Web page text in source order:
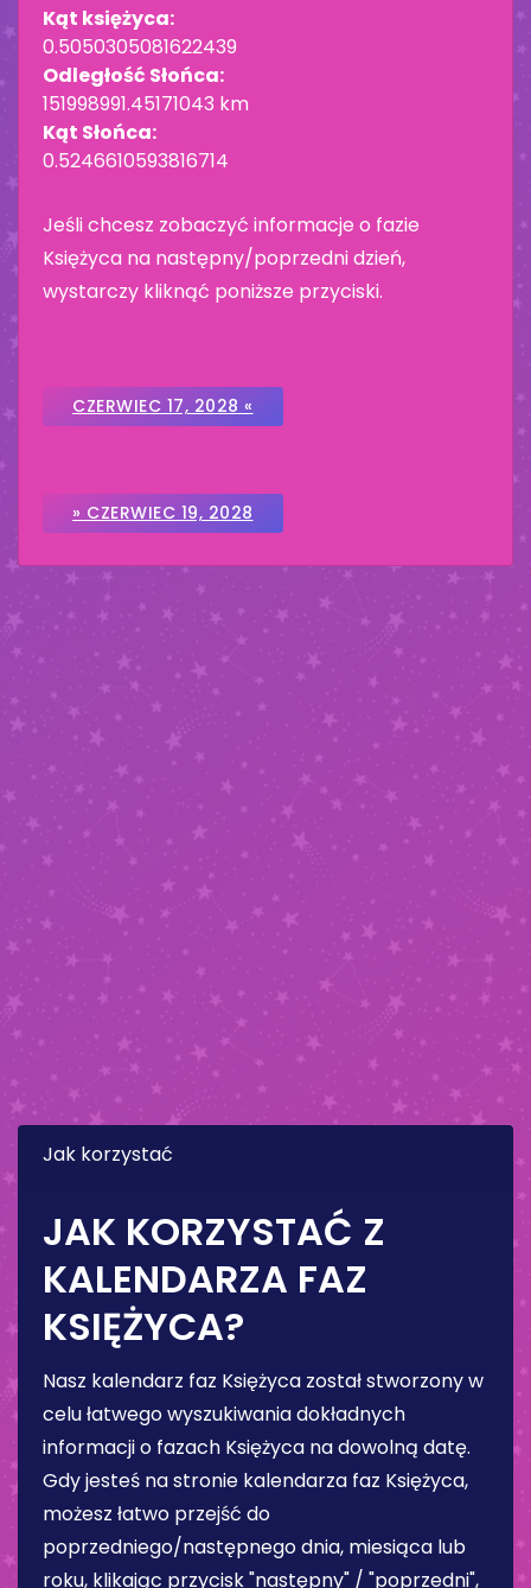
Kąt księżyca:
0.5050305081622439
Odległość Słońca:
151998991.45171043 km
Kąt Słońca:
0.5246610593816714
Jeśli chcesz zobaczyć informacje o fazie
Księżyca na następny/poprzedni dzień,
wystarczy kliknąć poniższe przyciski.
CZERWIEC 17, 2028 «
» CZERWIEC 19, 2028
Jak korzystać
JAK KORZYSTAĆ Z
KALENDARZA FAZ
KSIĘŻYCA?
Nasz kalendarz faz Księżyca został stworzony w
celu łatwego wyszukiwania dokładnych
informacji o fazach Księżyca na dowolną datę.
Gdy jesteś na stronie kalendarza faz Księżyca,
możesz łatwo przejść do
poprzedniego/następnego dnia, miesiąca lub
roku, klikając przycisk "następny" / "poprzedni",